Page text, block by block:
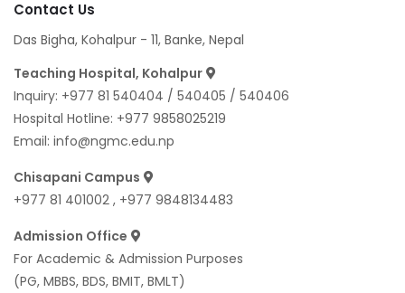
Contact Us
Das Bigha, Kohalpur - 11, Banke, Nepal
Teaching Hospital, Kohalpur
Inquiry: +977 81 540404 / 540405 / 540406
Hospital Hotline: +977 9858025219
Email: info@ngmc.edu.np
Chisapani Campus
+977 81 401002 , +977 9848134483
Admission Office
For Academic & Admission Purposes
(PG, MBBS, BDS, BMIT, BMLT)